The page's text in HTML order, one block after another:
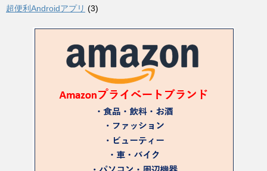
超便利Androidアプリ (3)